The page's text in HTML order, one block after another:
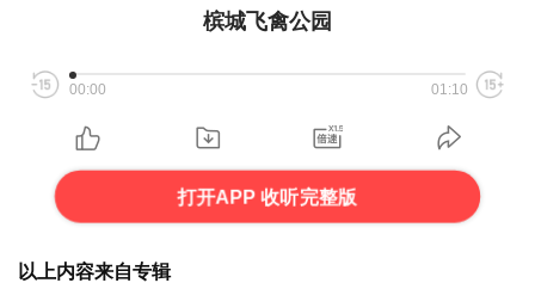
槟城飞禽公园
00:00 01:10
打开APP 收听完整版
以上内容来自专辑